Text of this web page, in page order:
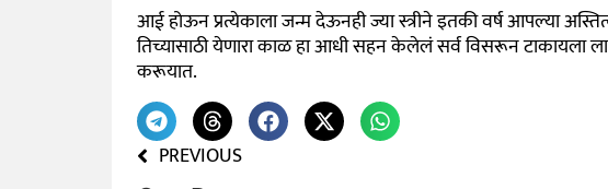
आई होऊन प्रत्येकाला जन्म देऊनही ज्या स्त्रीने इतकी वर्ष आपल्या
तिच्यासाठी येणारा काळ हा आधी सहन केलेलं सर्व विसरून टाकायला
करूयात.
PREVIOUS